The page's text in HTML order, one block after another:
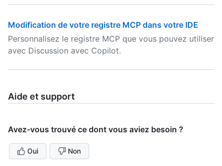
Modification de votre registre MCP dans votre IDE
Personnalisez le registre MCP que vous pouvez utiliser
avec Discussion avec Copilot.
Aide et support
Avez-vous trouvé ce dont vous aviez besoin ?
Oui Non